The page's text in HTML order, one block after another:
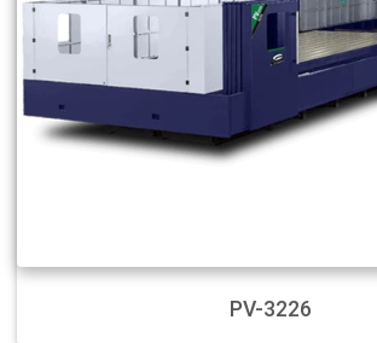
PV-3226